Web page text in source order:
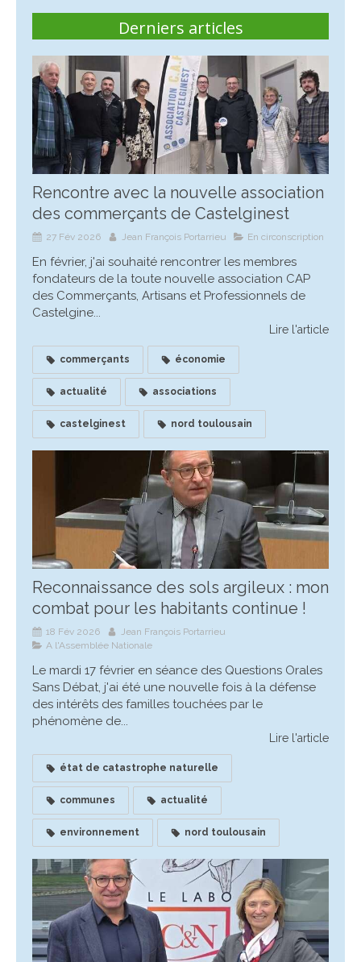
Derniers articles
Rencontre avec la nouvelle association
des commerçants de Castelginest
27 Fév 2026 Jean François Portarrieu En circonscription
En février, j'ai souhaité rencontrer les membres
fondateurs de la toute nouvelle association CAP
des Commerçants, Artisans et Professionnels de
Castelgine...
Lire l'article
commerçants économie
actualité associations
castelginest nord toulousain
Reconnaissance des sols argileux : mon
combat pour les habitants continue !
18 Fév 2026
Jean François Portarrieu
A l'Assemblée Nationale
Le mardi 17 février en séance des Questions Orales
Sans Débat, j'ai été une nouvelle fois à la défense
des intérêts des familles touchées par le
phénomène de...
Lire l'article
état de catastrophe naturelle
communes actualité
environnement nord toulousain